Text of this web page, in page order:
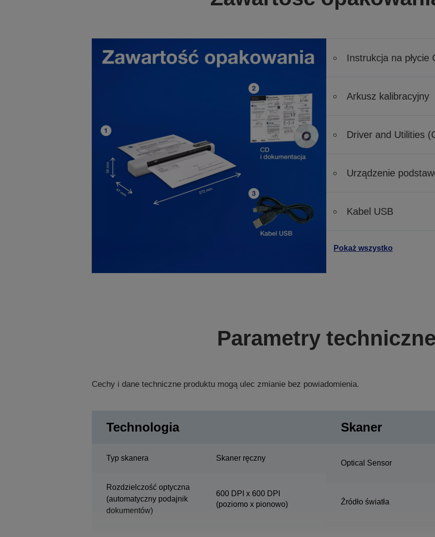
Instrukcja na płycie
Arkusz kalibracyjny
Driver and Utilities
Urządzenie
Kabel USB
Pokaż wszystko
Parametry techniczne
Cechy i dane techniczne produktu mogą ulec zmianie bez powiadomienia.
Technologia
Typ skanera Skaner ręczny
Rozdzielczość optyczna
(automatyczny podajnik
dokumentów)
600 DPI x 600 DPI
(poziomo x pionowo)
Skaner
Optical Sensor
Źródło światła